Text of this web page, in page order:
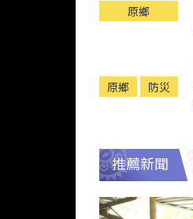
原鄉
原鄉 防災
推薦新聞